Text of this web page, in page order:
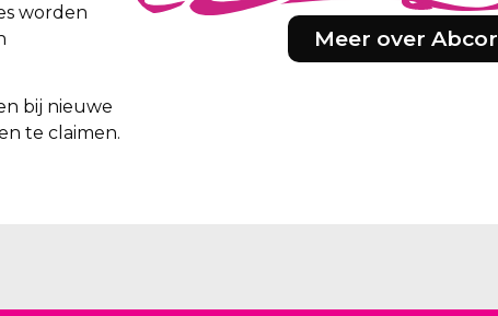
worden
bij nieuwe
te claimen.
Meer over Abcor